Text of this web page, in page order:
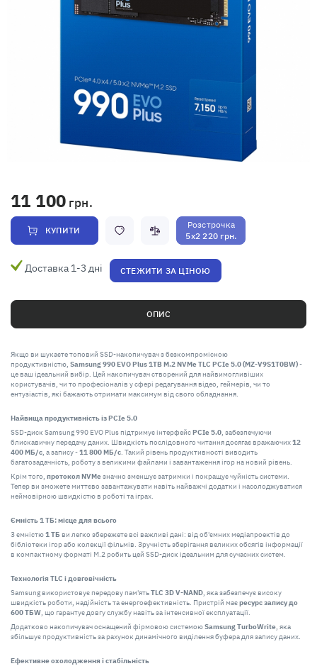
11 100 грн.
КУПИТИ
Розстрочка
5x2 220 грн.
Доставка 1-3 дні СТЕЖИТИ ЗА ЦІНОЮ
ОПИС
Якщо ви шукаєте топовий SSD-накопичувач з безкомпромісною
продуктивністю, Samsung 990 EVO Plus 1TB M.2 NVMe TLC PCIe 5.0 (MZ-V9S1T0BW)-
це ваш ідеальний вибір. Цей накопичувач створений для найвимогливіших
користувачів, чи то професіоналів у сфері редагування відео, геймерів, чи то
ентузіастів, які бажають отримати максимум від свого обладнання.
Найвища продуктивність із PCIe 5.0
SSD-диск Samsung 990 EVO Plus підтримує інтерфейсPCIe 5.0, забезпечуючи
блискавичну передачу даних. Швидкість послідовного читання досягає вражаючих12
400 МБ/с, а запису -11 800 МБ/с. Такий рівень продуктивності виводить
багатозадачність, роботу з великими файлами і завантаження ігор на новий рівень.
Крім того, протокол NVMeзначно зменшує затримки і покращує чуйність системи.
Тепер ви зможете миттєво завантажувати навіть найважчі додатки і насолоджуватися
неймовірною швидкістю в роботі та іграх.
Ємність 1 ТБ: місце для всього
З ємністю1 ТБ ви легко збережете всі важливі дані: від об'ємних медіапроектів до
бібліотеки ігор або колекції фільмів. Зручність зберігання великих обсягів інформації
в компактному форматі M.2 робить цей SSD-диск ідеальним для сучасних систем.
Технологія TLC і довговічність
Samsung використовує передову пам'ятьTLC 3D V-NAND, яка забезпечує високу
швидкість роботи, надійність та енергоефективність. Пристрій маєресурс запису до
600 ТБW, що гарантує довгу службу навіть за інтенсивної експлуатації.
Додатково накопичувач оснащений фірмовою системоюSamsung TurboWrite, яка
збільшує продуктивність за рахунок динамічного виділення буфера для запису даних.
Ефективне охолодження і стабільність